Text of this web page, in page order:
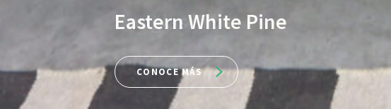
Eastern White Pine
CONOCE MÁS